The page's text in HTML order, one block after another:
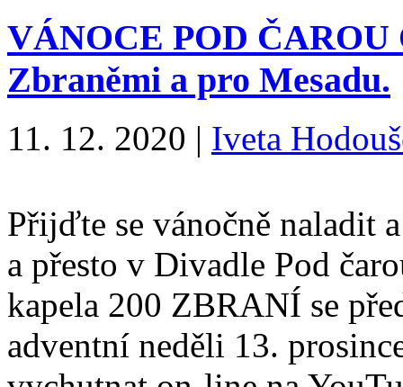
VÁNOCE POD
Zbraněmi a pro Mesadu.
11. 12. 2020 | Iveta
Přijďte se vánočně naladit
a přesto v Divadle Pod
kapela 200 ZBRANÍ se
adventní neděli 13.